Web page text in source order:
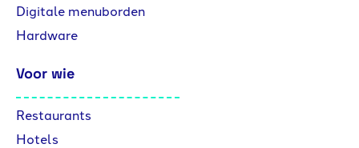
Digitale menuborden
Hardware
Voor wie
Restaurants
Hotels